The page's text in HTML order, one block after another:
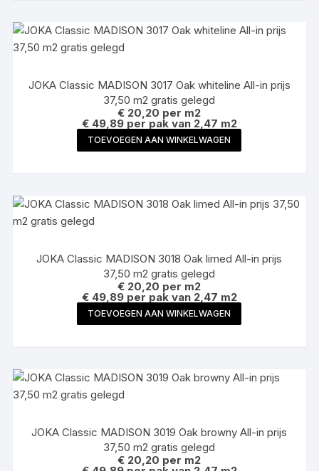
JOKA Classic MADISON 3017 Oak whiteline All-in prijs
37,50 m2 gratis gelegd
€ 20,20 per m2
€ 49,89 per pak van 2,47 m2
TOEVOEGEN AAN WINKELWAGEN
JOKA Classic MADISON 3018 Oak limed All-in prijs
37,50 m2 gratis gelegd
€ 20,20 per m2
€ 49,89 per pak van 2,47 m2
TOEVOEGEN AAN WINKELWAGEN
JOKA Classic MADISON 3019 Oak browny All-in prijs
37,50 m2 gratis gelegd
€ 20,20 per m2